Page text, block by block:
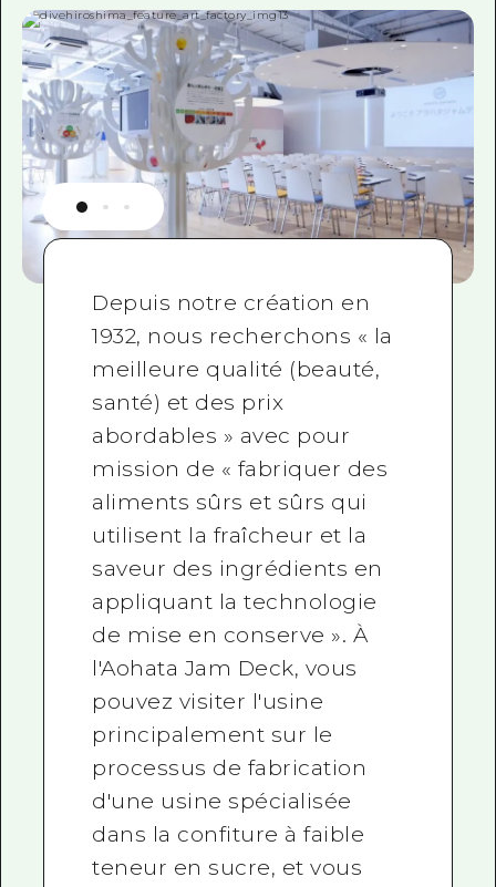
Depuis notre création en
1932, nous recherchons « la
meilleure qualité (beauté,
santé) et des prix
abordables » avec pour
mission de « fabriquer des
aliments sûrs et sûrs qui
utilisent la fraîcheur et la
saveur des ingrédients en
appliquant la technologie
de mise en conserve ». À
l'Aohata Jam Deck, vous
pouvez visiter l'usine
principalement sur le
processus de fabrication
d'une usine spécialisée
dans la confiture à faible
teneur en sucre, et vous